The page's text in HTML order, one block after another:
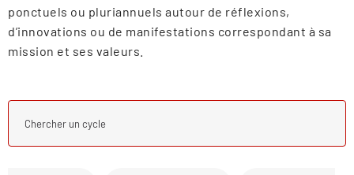
ponctuels ou pluriannuels autour de réflexions,
d’innovations ou de manifestations correspondant à sa
mission et ses valeurs.